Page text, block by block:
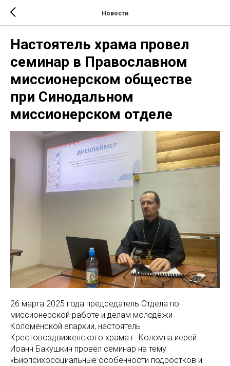
Новости
Настоятель храма провел
семинар в Православном
миссионерском обществе
при Синодальном
миссионерском отделе
26 марта 2025 года председатель Отдела по
миссионерской работе и делам молодёжи
Коломенской епархии, настоятель
Крестовоздвиженского храма г. Коломна иерей
Иоанн Бакушкин провёл семинар на тему
«Биопсихосоциальные особенности подростков и